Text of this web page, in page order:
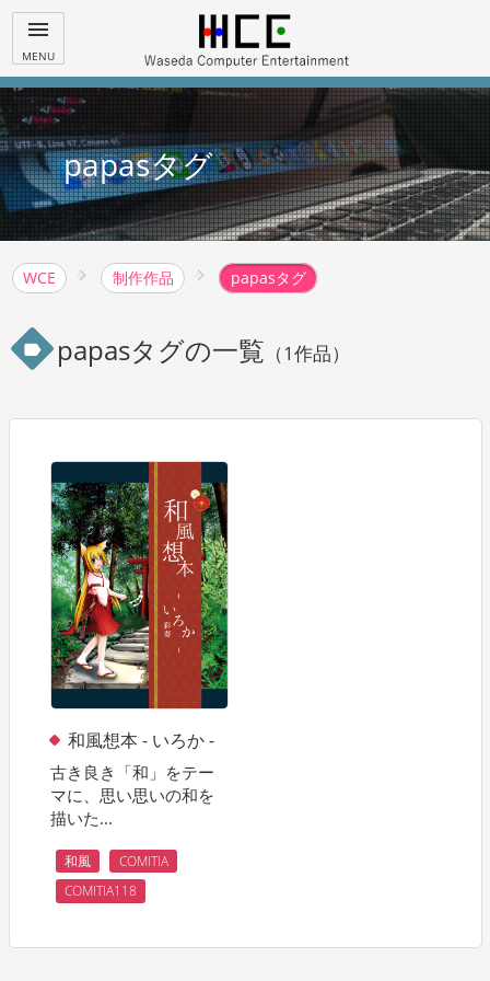
menu
MENU
papasタグ
WCE 制作作品 papasタグ
label papasタグの一覧 （1作品）
和風想本 - いろか -
古き良き「和」をテー
マに、思い思いの和を
描いた...
和風
COMITIA
COMITIA118